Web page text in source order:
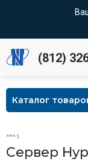
(812)
Каталог
Сервер